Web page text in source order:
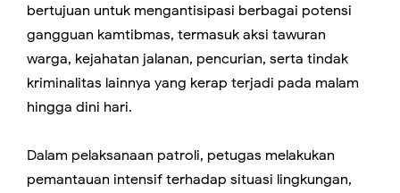
bertujuan untuk mengantisipasi berbagai potensi
gangguan kamtibmas, termasuk aksi tawuran
warga, kejahatan jalanan, pencurian, serta tindak
kriminalitas lainnya yang kerap terjadi pada malam
hingga dini hari.
Dalam pelaksanaan patroli, petugas melakukan
pemantauan intensif terhadap situasi lingkungan,